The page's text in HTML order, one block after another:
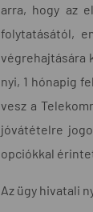
arra, hogy az
folytatásától,
végrehajtására
nyi, 1 hónapig
vesz a
jóvátételre
opciókkal
Az ügy hivatali